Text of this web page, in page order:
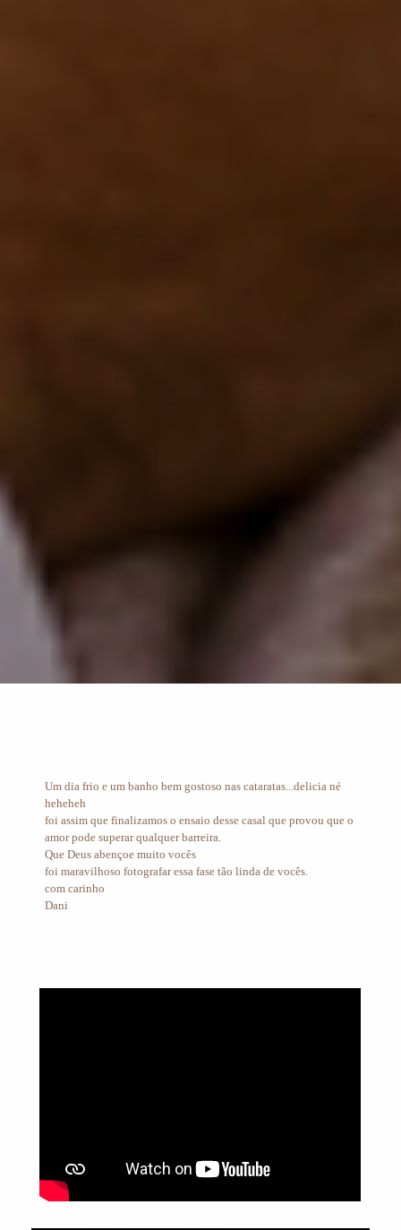
Um dia frio e um banho bem gostoso nas cataratas...delicia né
heheheh
foi assim que finalizamos o ensaio desse casal que provou que o
amor pode superar qualquer barreira.
Que Deus abençoe muito vocês
foi maravilhoso fotografar essa fase tão linda de vocês.
com carinho
Dani